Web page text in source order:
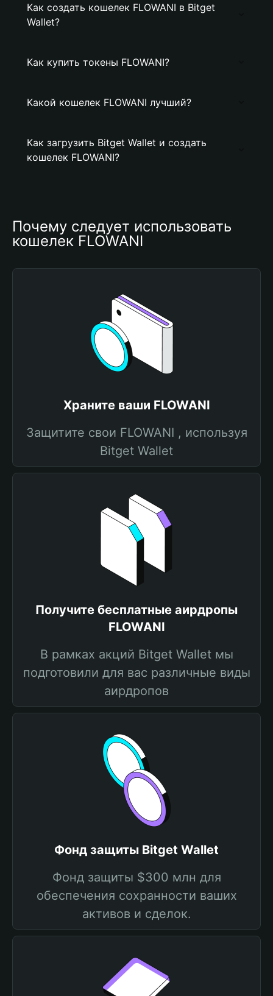
Как создать кошелек FLOWANI в Bitget
Wallet?
Как купить токены FLOWANI?
Какой кошелек FLOWANI лучший?
Как загрузить Bitget Wallet и создать
кошелек FLOWANI?
Почему следует использовать
кошелек FLOWANI
Храните ваши FLOWANI
Защитите свои FLOWANI , используя
Bitget Wallet
Получите бесплатные аирдропы
FLOWANI
В рамках акций Bitget Wallet мы
подготовили для вас различные виды
аирдропов
Фонд защиты Bitget Wallet
Фонд защиты $300 млн для
обеспечения сохранности ваших
активов и сделок.